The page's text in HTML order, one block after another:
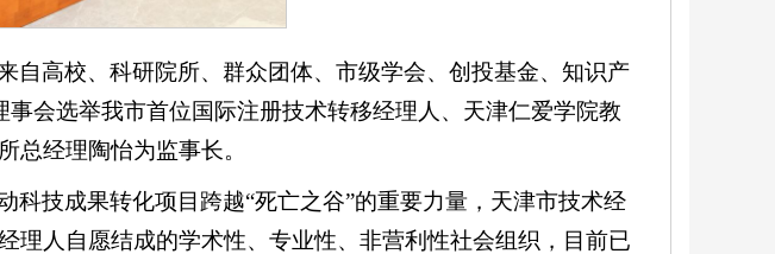
自高校、科研院所、群众团体、市级学会、创投基金、知识产
会选举我市首位国际注册技术转移经理人、天津仁爱学院教
总经理陶怡为监事长。
技成果转化项目跨越“死亡之谷”的重要力量，天津市技术经
理人自愿结成的学术性、专业性、非营利性社会组织，目前已